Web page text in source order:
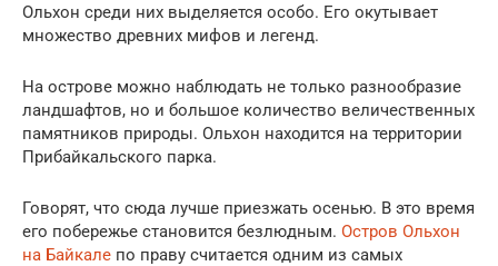
Ольхон среди них выделяется особо. Его окутывает
множество древних мифов и легенд.
На острове можно наблюдать не только разнообразие
ландшафтов, но и большое количество величественных
памятников природы. Ольхон находится на территории
Прибайкальского парка.
Говорят, что сюда лучше приезжать осенью. В это время
его побережье становится безлюдным. Остров Ольхон
на Байкале по праву считается одним из самых